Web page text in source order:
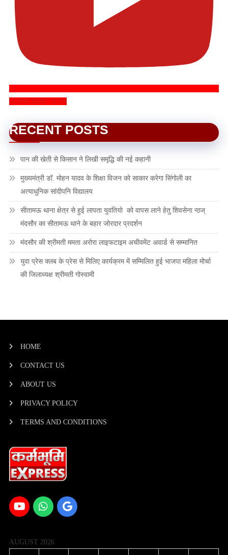
SUBSCRIBE NOW
RECENT POSTS
पान की खेती से किसान ने लिखी समृद्धि की नई कहानी
मुख्यमंत्री डॉ. मोहन यादव के शिक्षा विजन को साकार करेगा सिंगोली का
अत्याधुनिक सांदीपनि विद्यालय
सीतामऊ थाना क्षेत्र से हुई लापता युवतियो को वापस लाने हेतु शिवसेना न्ठज्
मंदसौर का सीतामऊ थाने के बहार जोरदार प्रदर्शन
मंदसौर की श्रीमती ममता अरोरा लाइफटाइम अचीवमेंट अवार्ड से सम्मानित
युवा प्रेस क्लब के प्रेस से मिलिए कार्यक्रम में सम्मिलित हुई भाजपा महिला मोर्चा
की जिलाध्यक्ष श्रीमती गोस्वामी
HOME
CONTACT US
ABOUT US
PRIVACY POLICY
TERMS AND CONDITIONS
AUGUST 2026